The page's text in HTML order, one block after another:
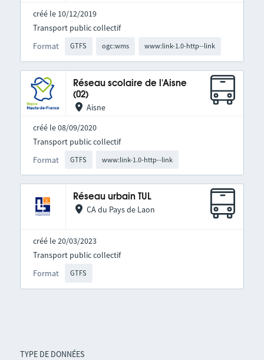
TYPE DE DONNÉES
créé le 10/12/2019
Format GTFS ogc:wms www:link-1.0-http--link
Transport public collectif
Réseau scolaire de l'Aisne
(02)
Aisne
créé le 08/09/2020
Format GTFS www:link-1.0-http--link
Transport public collectif
Réseau urbain TUL
CA du Pays de Laon
créé le 20/03/2023
Format GTFS
Transport public collectif